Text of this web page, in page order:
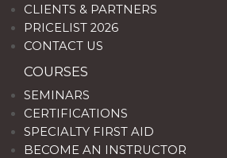
CLIENTS & PARTNERS
PRICELIST 2026
CONTACT US
COURSES
SEMINARS
CERTIFICATIONS
SPECIALTY FIRST AID
BECOME AN INSTRUCTOR